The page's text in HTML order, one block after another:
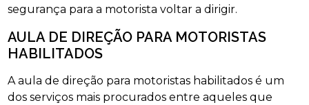
segurança para a motorista voltar a dirigir.
AULA DE DIREÇÃO PARA MOTORISTAS
HABILITADOS
A aula de direção para motoristas habilitados é um
dos serviços mais procurados entre aqueles que